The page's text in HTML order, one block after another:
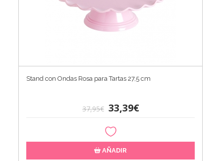
Stand con Ondas Rosa para Tartas 27,5 cm
37,95€ 33,39€
AÑADIR